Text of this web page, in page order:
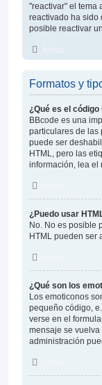
"reactivar" el tema
reactivado ha sido
posible reactivar
Formatos y
¿Qué es el código
BBcode es una
particulares de las
puede ser
HTML, pero las
información, lea el
¿Puedo usar
No. No es posible
HTML pueden ser
¿Qué son los
Los emoticonos
pequeño código,
verse en el
mensaje se
administración